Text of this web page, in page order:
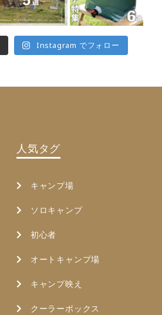
Instagram でフォロー
人気タグ
キャンプ場
ソロキャンプ
初心者
オートキャンプ場
キャンプ映え
クーラーボックス